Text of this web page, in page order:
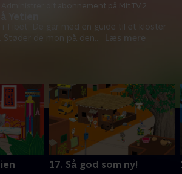
Yetien
i Tibet. De går med en guide til et kloster
Støder de mon på den
Læs mere
dit abonnement på Mit TV 2.
17. Så god som ny!